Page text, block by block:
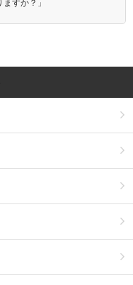
すか？」